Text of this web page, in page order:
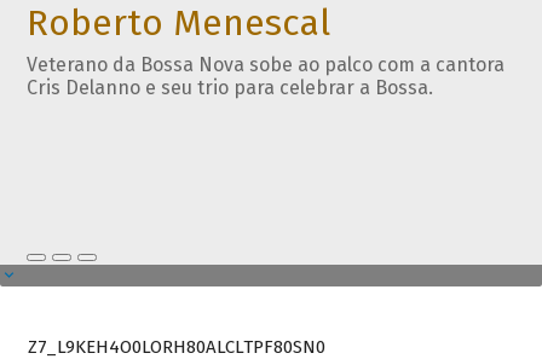
Roberto Menescal
Veterano da Bossa Nova sobe ao palco com a cantora
Cris Delanno e seu trio para celebrar a Bossa.
Z7_L9KEH4O0LORH80ALCLTPF80SN0